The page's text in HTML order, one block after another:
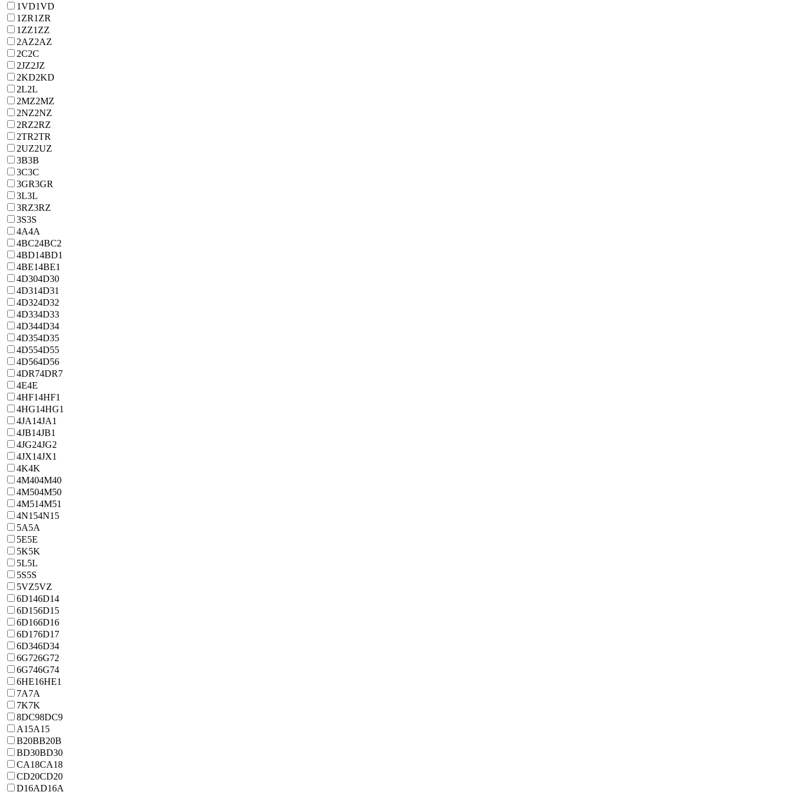
1VD1VD
1ZR1ZR
1ZZ1ZZ
2AZ2AZ
2C2C
2JZ2JZ
2KD2KD
2L2L
2MZ2MZ
2NZ2NZ
2RZ2RZ
2TR2TR
2UZ2UZ
3B3B
3C3C
3GR3GR
3L3L
3RZ3RZ
3S3S
4A4A
4BC24BC2
4BD14BD1
4BE14BE1
4D304D30
4D314D31
4D324D32
4D334D33
4D344D34
4D354D35
4D554D55
4D564D56
4DR74DR7
4E4E
4HF14HF1
4HG14HG1
4JA14JA1
4JB14JB1
4JG24JG2
4JX14JX1
4K4K
4M404M40
4M504M50
4M514M51
4N154N15
5A5A
5E5E
5K5K
5L5L
5S5S
5VZ5VZ
6D146D14
6D156D15
6D166D16
6D176D17
6D346D34
6G726G72
6G746G74
6HE16HE1
7A7A
7K7K
8DC98DC9
A15A15
B20BB20B
BD30BD30
CA18CA18
CD20CD20
D16AD16A